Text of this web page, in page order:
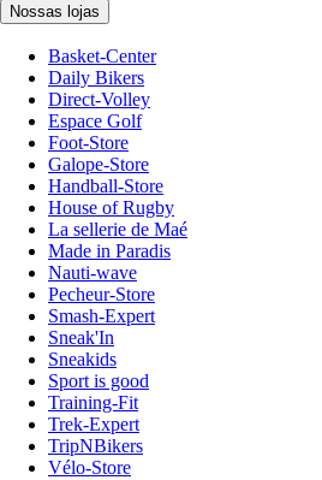
Nossas lojas
Basket-Center
Daily Bikers
Direct-Volley
Espace Golf
Foot-Store
Galope-Store
Handball-Store
House of Rugby
La sellerie de Maé
Made in Paradis
Nauti-wave
Pecheur-Store
Smash-Expert
Sneak'In
Sneakids
Sport is good
Training-Fit
Trek-Expert
TripNBikers
Vélo-Store